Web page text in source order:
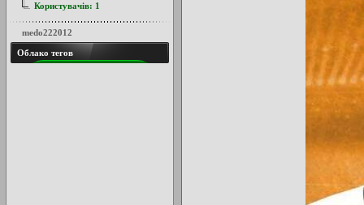
Користувачів: 1
medo222012
Облако тегов